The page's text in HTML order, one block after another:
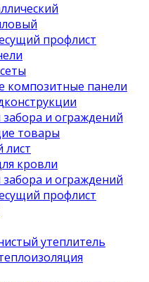
профлист
панели
и ограждений
товары
кровли
и ограждений
профлист
утеплитель